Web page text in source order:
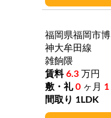
福岡県福岡市博
神大牟田線
雑餉隈
6.3 万円
0 ヶ月 1
1LDK